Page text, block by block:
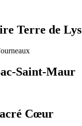
Terre de Lys
Saint-Maur
Cœur